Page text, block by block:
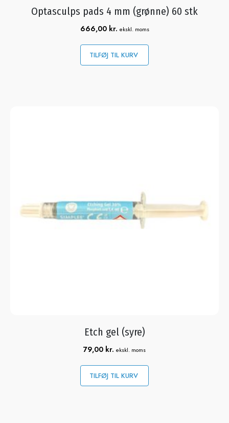
Optasculps pads 4 mm (grønne) 60 stk
666,00 kr. ekskl. moms
TILFØJ TIL KURV
Etch gel (syre)
79,00 kr. ekskl. moms
TILFØJ TIL KURV